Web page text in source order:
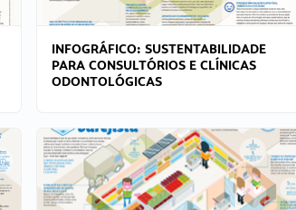
INFOGRÁFICO: SUSTENTABILIDADE
PARA CONSULTÓRIOS E CLÍNICAS
ODONTOLÓGICAS